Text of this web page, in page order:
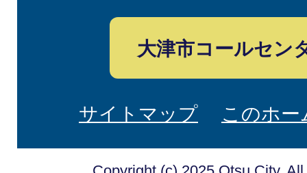
大津市コールセン
サイトマップ このホ